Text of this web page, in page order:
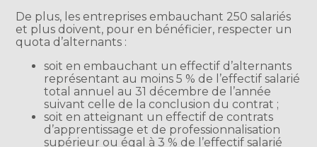
De plus, les entreprises embauchant 250 salariés
et plus doivent, pour en bénéficier, respecter un
quota d’alternants :
soit en embauchant un effectif d’alternants
représentant au moins 5 % de l’effectif salarié
total annuel au 31 décembre de l’année
suivant celle de la conclusion du contrat ;
soit en atteignant un effectif de contrats
d’apprentissage et de professionnalisation
supérieur ou égal à 3 % de l’effectif salarié